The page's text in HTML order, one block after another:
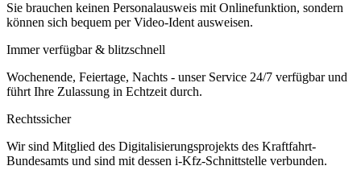
Sie brauchen keinen Personalausweis mit Onlinefunktion, sondern
können sich bequem per Video-Ident ausweisen.
Immer verfügbar & blitzschnell
Wochenende, Feiertage, Nachts - unser Service 24/7 verfügbar und
führt Ihre Zulassung in Echtzeit durch.
Rechtssicher
Wir sind Mitglied des Digitalisierungsprojekts des Kraftfahrt-
Bundesamts und sind mit dessen i-Kfz-Schnittstelle verbunden.